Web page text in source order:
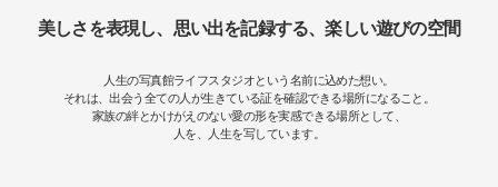
美しさを表現し、思い出を記録する、楽しい遊びの空間
人生の写真館ライフスタジオという名前に込めた想い。
それは、出会う全ての人が生きている証を確認できる場所になること。
家族の絆とかけがえのない愛の形を実感できる場所として、
人を、人生を写しています。